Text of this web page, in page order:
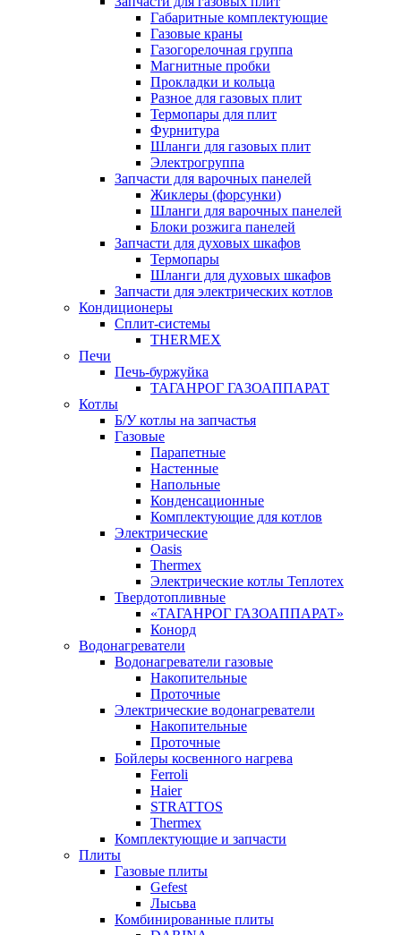
Габаритные комплектующие
Газовые краны
Газогорелочная группа
Магнитные пробки
Прокладки и кольца
Разное для газовых плит
Термопары для плит
Фурнитура
Шланги для газовых плит
Электрогруппа
Запчасти для варочных панелей
Жиклеры (форсунки)
Шланги для варочных панелей
Блоки розжига панелей
Запчасти для духовых шкафов
Термопары
Шланги для духовых шкафов
Запчасти для электрических котлов
Кондиционеры
Сплит-системы
THERMEX
Печи
Печь-буржуйка
ТАГАНРОГ ГАЗОАППАРАТ
Котлы
Б/У котлы на запчастья
Газовые
Парапетные
Настенные
Напольные
Конденсационные
Комплектующие для котлов
Электрические
Oasis
Thermex
Электрические котлы Теплотех
Твердотопливные
«ТАГАНРОГ ГАЗОАППАРАТ»
Конорд
Водонагреватели
Водонагреватели газовые
Накопительные
Проточные
Электрические водонагреватели
Накопительные
Проточные
Бойлеры косвенного нагрева
Ferroli
Haier
STRATTOS
Thermex
Комплектующие и запчасти
Плиты
Газовые плиты
Gefest
Лысьва
Комбинированные плиты